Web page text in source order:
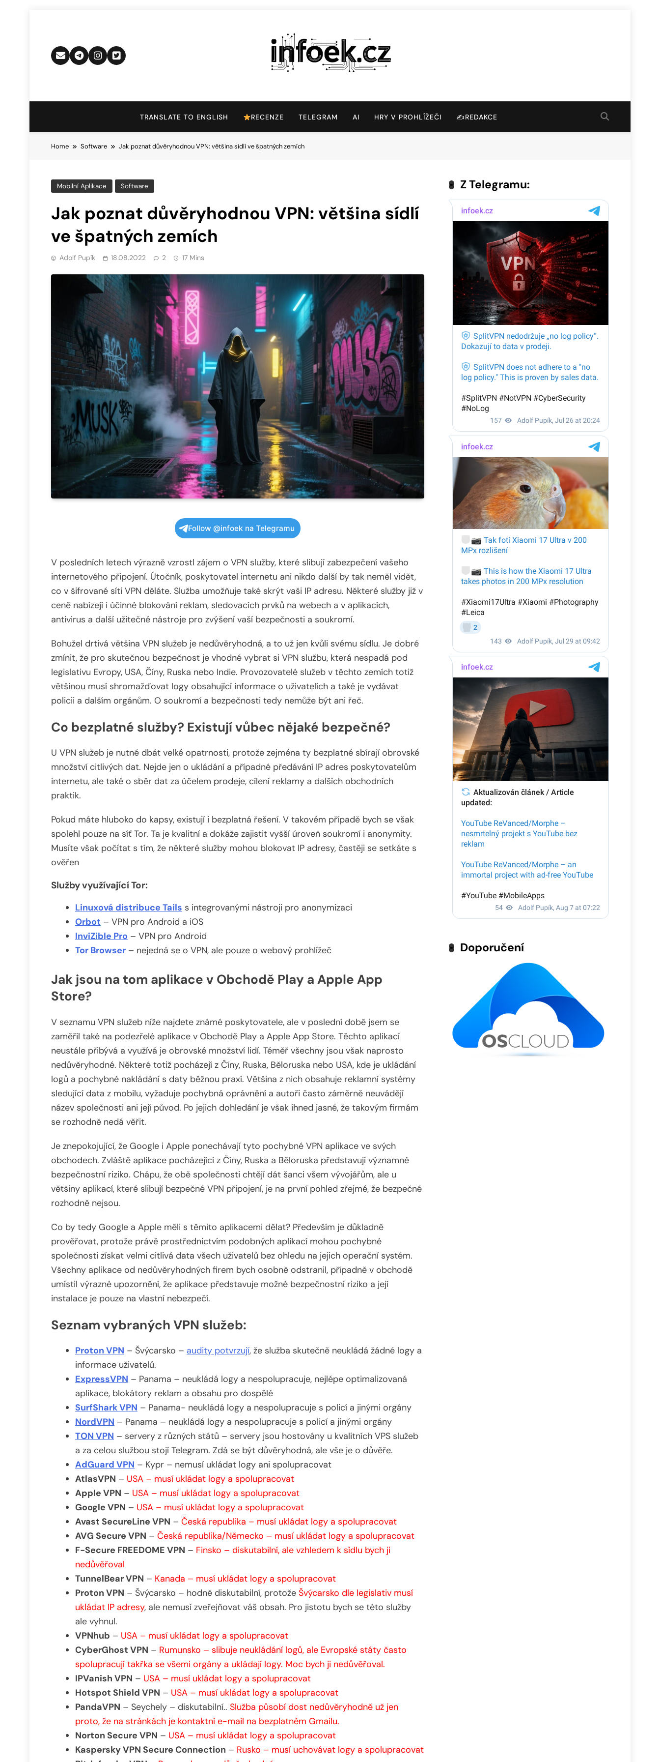
Infoek.cz
TRANSLATE TO ENGLISH RECENZE TELEGRAM AI HRY V PROHLÍŽEČI ✍️REDAKCE
Home Software Jak poznat důvěryhodnou VPN: většina sídlí ve špatných zemích
Mobilní Aplikace Software
Jak poznat důvěryhodnou VPN: většina sídlí
ve špatných zemích
Adolf Pupík 18.08.2022 2 17 Mins
Follow @infoek na Telegramu
V posledních letech výrazně vzrostl zájem o VPN služby, které slibují zabezpečení vašeho
internetového připojení. Útočník, poskytovatel internetu ani nikdo další by tak neměl vidět,
co v šifrované síti VPN děláte. Služba umožňuje také skrýt vaši IP adresu. Některé služby již v
ceně nabízejí i účinné blokování reklam, sledovacích prvků na webech a v aplikacích,
antivirus a další užitečné nástroje pro zvýšení vaší bezpečnosti a soukromí.
Bohužel drtivá většina VPN služeb je nedůvěryhodná, a to už jen kvůli svému sídlu. Je dobré
zmínit, že pro skutečnou bezpečnost je vhodné vybrat si VPN službu, která nespadá pod
legislativu Evropy, USA, Číny, Ruska nebo Indie. Provozovatelé služeb v těchto zemích totiž
většinou musí shromažďovat logy obsahující informace o uživatelích a také je vydávat
policii a dalším orgánům. O soukromí a bezpečnosti tedy nemůže být ani řeč.
Co bezplatné služby? Existují vůbec nějaké bezpečné?
U VPN služeb je nutné dbát velké opatrnosti, protože zejména ty bezplatné sbírají obrovské
množství citlivých dat. Nejde jen o ukládání a případné předávání IP adres poskytovatelům
internetu, ale také o sběr dat za účelem prodeje, cílení reklamy a dalších obchodních
praktik.
Pokud máte hluboko do kapsy, existují i bezplatná řešení. V takovém případě bych se však
spolehl pouze na síť Tor. Ta je kvalitní a dokáže zajistit vyšší úroveň soukromí i anonymity.
Musíte však počítat s tím, že některé služby mohou blokovat IP adresy, častěji se setkáte s
ověřen
Služby využívající Tor:
Linuxová distribuce Tails s integrovanými nástroji pro anonymizaci
Orbot – VPN pro Android a iOS
InviZible Pro – VPN pro Android
Tor Browser – nejedná se o VPN, ale pouze o webový prohlížeč
Jak jsou na tom aplikace v Obchodě Play a Apple App
Store?
V seznamu VPN služeb níže najdete známé poskytovatele, ale v poslední době jsem se
zaměřil také na podezřelé aplikace v Obchodě Play a Apple App Store. Těchto aplikací
neustále přibývá a využívá je obrovské množství lidí. Téměř všechny jsou však naprosto
nedůvěryhodné. Některé totiž pocházejí z Číny, Ruska, Běloruska nebo USA, kde je ukládání
logů a pochybné nakládání s daty běžnou praxí. Většina z nich obsahuje reklamní systémy
sledující data z mobilu, vyžaduje pochybná oprávnění a autoři často záměrně neuvádějí
název společnosti ani její původ. Po jejich dohledání je však ihned jasné, že takovým firmám
se rozhodně nedá věřit.
Je znepokojující, že Google i Apple ponechávají tyto pochybné VPN aplikace ve svých
obchodech. Zvláště aplikace pocházející z Číny, Ruska a Běloruska představují významné
bezpečnostní riziko. Chápu, že obě společnosti chtějí dát šanci všem vývojářům, ale u
většiny aplikací, které slibují bezpečné VPN připojení, je na první pohled zřejmé, že bezpečné
rozhodně nejsou.
Co by tedy Google a Apple měli s těmito aplikacemi dělat? Především je důkladně
prověřovat, protože právě prostřednictvím podobných aplikací mohou pochybné
společnosti získat velmi citlivá data všech uživatelů bez ohledu na jejich operační systém.
Všechny aplikace od nedůvěryhodných firem bych osobně odstranil, případně v obchodě
umístil výrazné upozornění, že aplikace představuje možné bezpečnostní riziko a její
instalace je pouze na vlastní nebezpečí.
Seznam vybraných VPN služeb:
Proton VPN – Švýcarsko – audity potvrzují, že služba skutečně neukládá žádné logy a
informace uživatelů.
ExpressVPN – Panama – neukládá logy a nespolupracuje, nejlépe optimalizovaná
aplikace, blokátory reklam a obsahu pro dospělé
SurfShark VPN – Panama- neukládá logy a nespolupracuje s policí a jinými orgány
NordVPN – Panama – neukládá logy a nespolupracuje s policí a jinými orgány
TON VPN – servery z různých států – servery jsou hostovány u kvalitních VPS služeb
a za celou službou stojí Telegram. Zdá se být důvěryhodná, ale vše je o důvěře.
AdGuard VPN – Kypr – nemusí ukládat logy ani spolupracovat
AtlasVPN – USA – musí ukládat logy a spolupracovat
Apple VPN – USA – musí ukládat logy a spolupracovat
Google VPN – USA – musí ukládat logy a spolupracovat
Avast SecureLine VPN – Česká republika – musí ukládat logy a spolupracovat
AVG Secure VPN – Česká republika/Německo – musí ukládat logy a spolupracovat
F-Secure FREEDOME VPN – Finsko – diskutabilní, ale vzhledem k sídlu bych ji
nedůvěřoval
TunnelBear VPN – Kanada – musí ukládat logy a spolupracovat
Proton VPN – Švýcarsko – hodně diskutabilní, protože Švýcarsko dle legislativ musí
ukládat IP adresy, ale nemusí zveřejňovat váš obsah. Pro jistotu bych se této služby
ale vyhnul.
VPNhub – USA – musí ukládat logy a spolupracovat
CyberGhost VPN – Rumunsko – slibuje neukládání logů, ale Evropské státy často
spolupracují takřka se všemi orgány a ukládají logy. Moc bych ji nedůvěřoval.
IPVanish VPN – USA – musí ukládat logy a spolupracovat
Hotspot Shield VPN – USA – musí ukládat logy a spolupracovat
PandaVPN – Seychely – diskutabilní.. Služba působí dost nedůvěryhodně už jen
proto, že na stránkách je kontaktní e-mail na bezplatném Gmailu.
Norton Secure VPN – USA – musí ukládat logy a spolupracovat
Kaspersky VPN Secure Connection – Rusko – musí uchovávat logy a spolupracovat
Z Telegramu:
Doporučení